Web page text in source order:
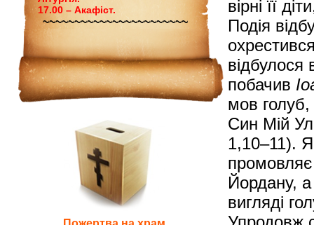
17.00 – Акафіст.
~~~~~~~~~~~~~~~~~~~~~~~
вірні її
Подія
побачив
мов голуб,
Син Мій
1,10–11).
Йордану,
вигляді